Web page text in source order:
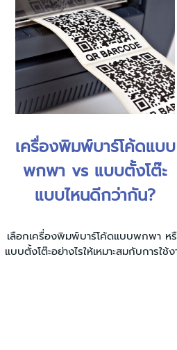
เครื่องพิมพ์บาร์โค้ดแบบ
พกพา vs แบบตั้งโต๊ะ
แบบไหนดีกว่ากัน?
เลือกเครื่องพิมพ์บาร์โค้ดแบบพกพา ห
แบบตั้งโต๊ะอย่างไรให้เหมาะสมกับการใช้